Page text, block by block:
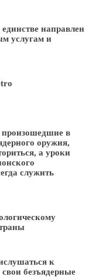
направлен
услугам и
произошедшие в
оружия,
а уроки
служить
к
безъядерные